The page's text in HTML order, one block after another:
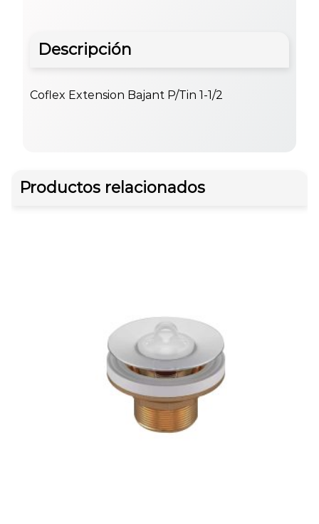
Descripción
Coflex Extension Bajant P/Tin 1-1/2
Productos relacionados